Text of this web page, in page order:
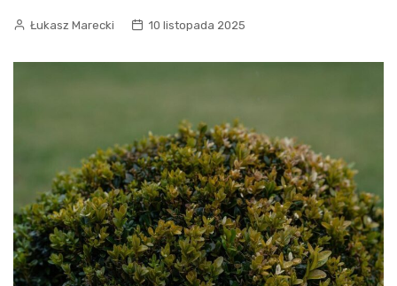
Łukasz Marecki 10 listopada 2025